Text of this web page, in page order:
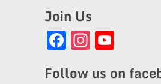
Join Us
Facebook
Follow us on